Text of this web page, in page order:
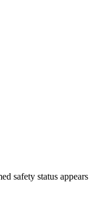
safety status appears